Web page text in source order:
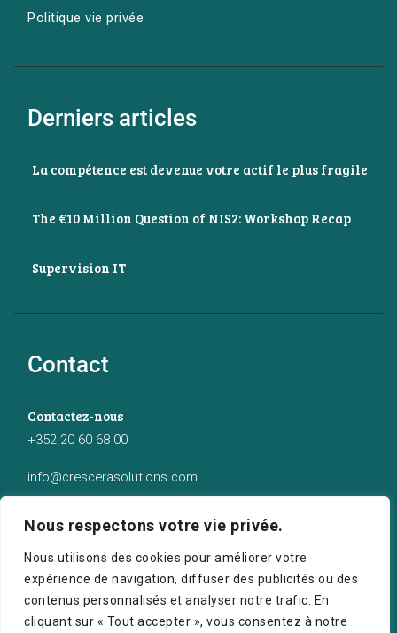
Nous respectons votre vie privée.
Nous utilisons des cookies pour améliorer votre
expérience de navigation, diffuser des publicités ou des
contenus personnalisés et analyser notre trafic. En
cliquant sur « Tout accepter », vous consentez à notre
Politique vie privée
Derniers articles
La compétence est devenue votre actif le plus fragile
The €10 Million Question of NIS2: Workshop Recap
Supervision IT
Contact
Contactez-nous
+352 20 60 68 00
info@crescerasolutions.com
50 route d’Esch (2ème étage), Luxembourg